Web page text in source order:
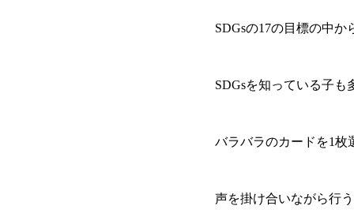
SDGsの17の目標の中
SDGsを知っている子
バラバラのカードを1枚
声を掛け合いながら行